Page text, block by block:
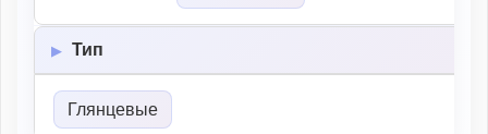
Тип
Глянцевые